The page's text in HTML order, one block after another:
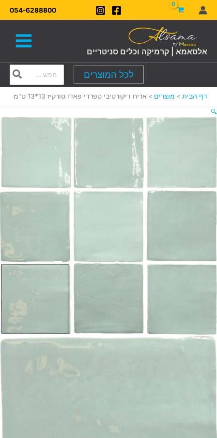
דילוג
לתוכן
054-6288800
אלסאמא | קרמיקה וכלים סניטריים
לכל המוצרים
for:
דף הבית מוצרים
אריח דיקורטיבי ספרדי פאדו טורקיז 13*13 ס"מ
🔍